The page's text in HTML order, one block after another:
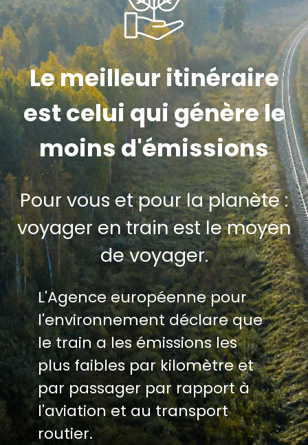
Le meilleur itinéraire
est celui qui génère le
moins d'émissions
Pour vous et pour la planète :
voyager en train est le moyen
de voyager.
L'Agence européenne pour
l'environnement déclare que
le train a les émissions les
plus faibles par kilomètre et
par passager par rapport à
l'aviation et au transport
routier.